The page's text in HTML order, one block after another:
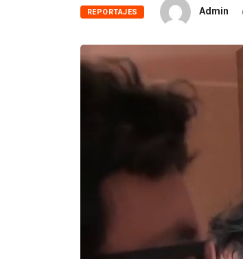
REPORTAJES Admin